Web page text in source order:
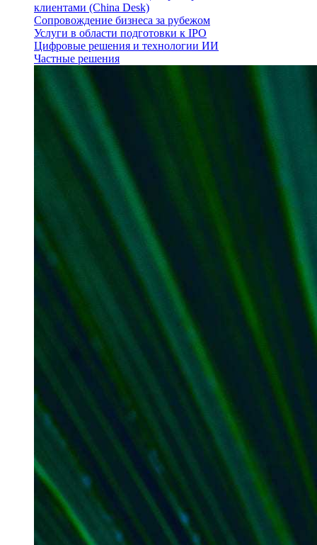
клиентами (China Desk)
Сопровождение бизнеса за рубежом
Услуги в области подготовки к IPO
Цифровые решения и технологии ИИ
Частные решения